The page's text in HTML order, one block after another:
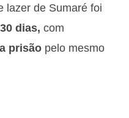
lazer de Sumaré foi
30 dias, com
prisão pelo mesmo